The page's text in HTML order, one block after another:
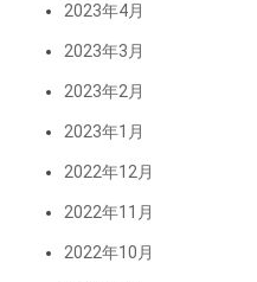
2023年4月
2023年3月
2023年2月
2023年1月
2022年12月
2022年11月
2022年10月